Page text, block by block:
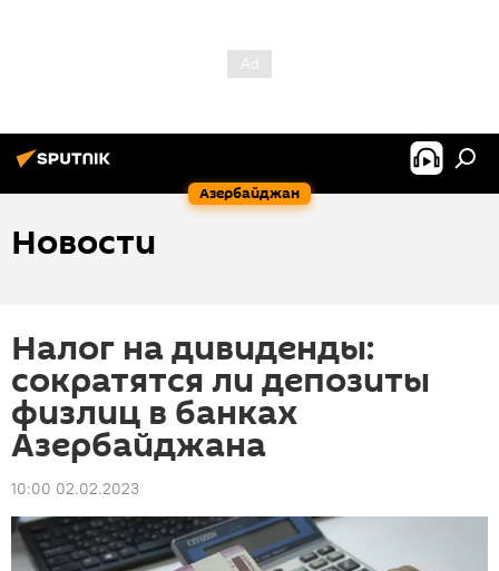
Азербайджан
Новости
Налог на дивиденды:
сократятся ли депозиты
физлиц в банках
Азербайджана
10:00 02.02.2023